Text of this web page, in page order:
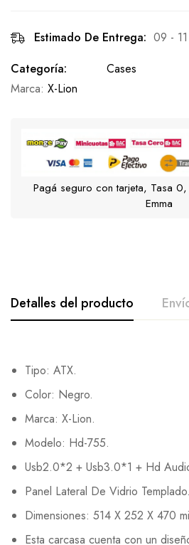
Estimado De Entrega: 09 -
Categoría:
Cases
Marca: X-Lion
Pagá seguro con tarjeta, Tasa
Emma
Detalles del producto
Tipo: ATX.
Color: Negro.
Marca: X-Lion.
Modelo: Hd-755.
Usb2.0*2 + Usb3.0*1 + Hd
Panel Lateral De Vidrio Templado.
Dimensiones: 514 X 252 X 470
Esta carcasa cuenta con un